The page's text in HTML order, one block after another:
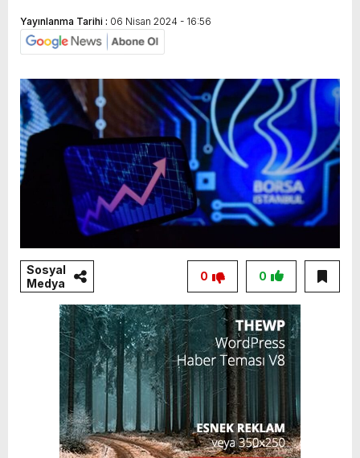
Yayınlanma Tarihi : 06 Nisan 2024 - 16:56
Sosyal
Medya
0
0